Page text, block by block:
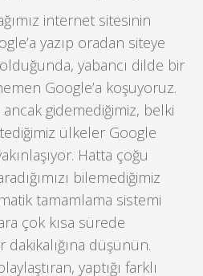
internet sitesinin
yazıp oradan siteye
yabancı dilde bir
Google’a koşuyoruz.
gidemediğimiz, belki
ülkeler Google
Hatta çoğu
bilemediğimiz
tamamlama sistemi
çok kısa sürede
dakikalığına düşünün.
yaptığı farklı